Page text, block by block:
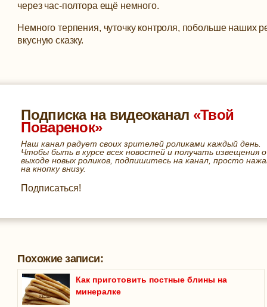
через час-полтора ещё немного.
Немного терпения, чуточку контроля, побольше наших
вкусную сказку.
Подписка на видеоканал «Твой
Поваренок»
Наш канал радует своих зрителей роликами каждый день.
Чтобы быть в курсе всех новостей и получать извещения о
выходе новых роликов, подпишитесь на канал, просто
на кнопку внизу.
Подписаться!
Похожие записи:
Как приготовить постные блины на
минералке